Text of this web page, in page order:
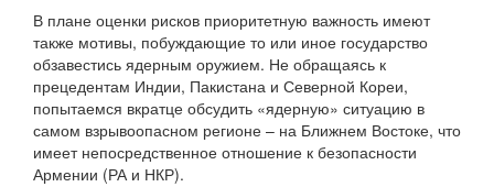
В плане оценки рисков приоритетную важность имеют
также мотивы, побуждающие то или иное государство
обзавестись ядерным оружием. Не обращаясь к
прецедентам Индии, Пакистана и Северной Кореи,
попытаемся вкратце обсудить «ядерную» ситуацию в
самом взрывоопасном регионе – на Ближнем Востоке, что
имеет непосредственное отношение к безопасности
Армении (РА и НКР).